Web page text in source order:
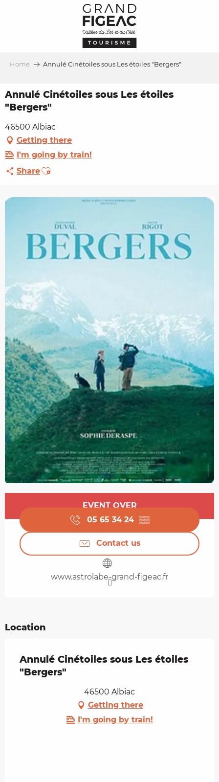
Home Annulé Cinétoiles sous Les étoiles "Bergers"
Annulé Cinétoiles sous Les étoiles
"Bergers"
46500 Albiac
Getting there
I'm going by train!
ShareAjouter aux favoris
Opening hours & contact details
EVENT OVER
05 65 34 24 ▒▒
Contact us
www.astrolabe-grand-figeac.fr
Location
Annulé Cinétoiles sous Les étoiles
"Bergers"
46500 Albiac
Getting there
I'm going by train!